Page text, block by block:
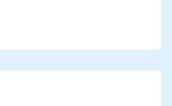
konserwacji
AR/VR.
wspierane przez AI
pracowników i